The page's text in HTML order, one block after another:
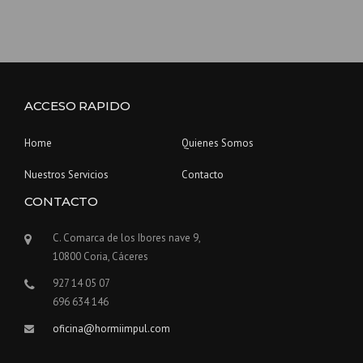
ACCESO RAPIDO
Home Quienes Somos
Nuestros Servicios Contacto
CONTACTO
C. Comarca de los Ibores nave 9,
10800 Coria, Cáceres
927 14 05 07
696 634 146
oficina@hormiimpul.com